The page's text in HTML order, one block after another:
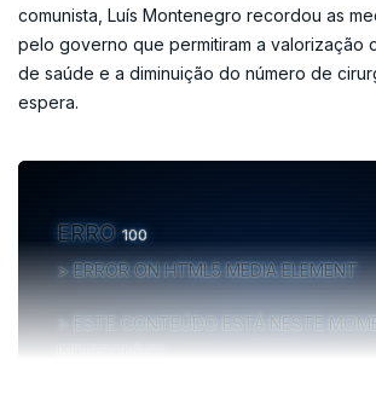
comunista, Luís Montenegro recordou as
pelo governo que permitiram a valorização
de saúde e a diminuição do número de
espera.
ERRO100
ERROR ON HTML5 MEDIA ELEMENT
ESTE CONTEÚDO ESTÁ NESTE
INDISPONÍVEL